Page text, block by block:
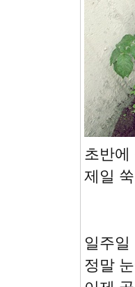
초반에
제일
일주일
정말